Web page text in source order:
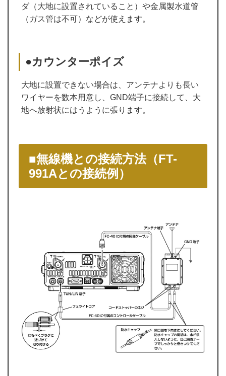
ダ（大地に設置されていること）や金属製水道管
（ガス管は不可）などが使えます。
●カウンターポイズ
大地に設置できない場合は、アンテナよりも長い
ワイヤーを数本用意し、GND端子に接続して、大
地へ放射状にはうように張ります。
■無線機との接続方法（FT-
991Aとの接続例）